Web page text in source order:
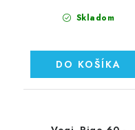
Skladom
DO KOŠÍKA